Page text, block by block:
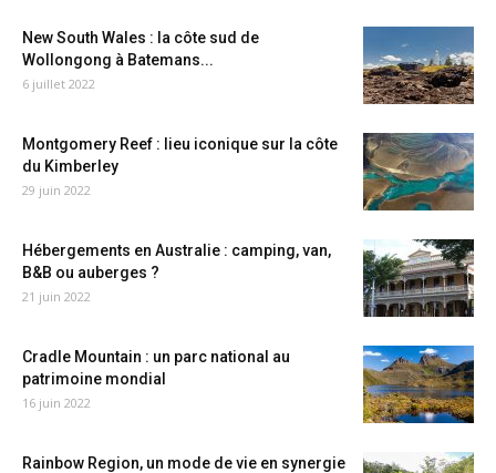
New South Wales : la côte sud de
Wollongong à Batemans...
6 juillet 2022
Montgomery Reef : lieu iconique sur la côte
du Kimberley
29 juin 2022
Hébergements en Australie : camping, van,
B&B ou auberges ?
21 juin 2022
Cradle Mountain : un parc national au
patrimoine mondial
16 juin 2022
Rainbow Region, un mode de vie en synergie